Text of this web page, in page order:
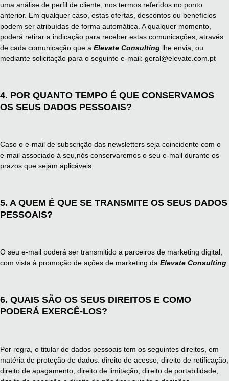
uma análise de perfil de cliente, nos termos referidos no ponto
anterior. Em qualquer caso, estas ofertas, descontos ou benefícios
podem ser atribuídas de forma automática. A qualquer momento,
poderá retirar a indicação para receber estas comunicações, através
de cada comunicação que a Elevate Consulting lhe envia, ou
mediante solicitação para o seguinte e-mail: geral@elevate.com.pt
4. POR QUANTO TEMPO É QUE CONSERVAMOS
OS SEUS DADOS PESSOAIS?
Caso o e-mail de subscrição das newsletters seja coincidente com o
e-mail associado à seu,nós conservaremos o seu e-mail durante os
prazos que sejam aplicáveis.
5. A QUEM É QUE SE TRANSMITE OS SEUS DADOS
PESSOAIS?
O seu e-mail poderá ser transmitido a parceiros de marketing digital,
com vista à promoção de ações de marketing da Elevate Consulting.
6. QUAIS SÃO OS SEUS DIREITOS E COMO
PODERÁ EXERCÊ-LOS?
Por regra, o titular de dados pessoais tem os seguintes direitos, em
matéria de proteção de dados: direito de acesso, direito de retificação,
direito de apagamento, direito de limitação, direito de portabilidade,